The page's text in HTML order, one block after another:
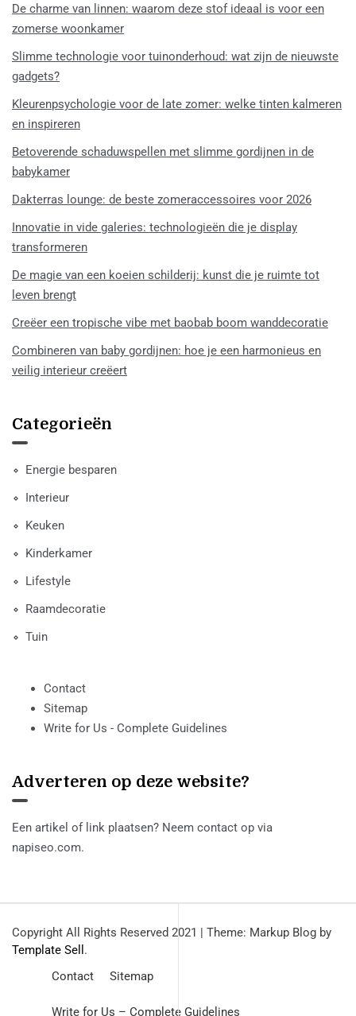
De charme van linnen: waarom deze stof ideaal is voor een
zomerse woonkamer
Slimme technologie voor tuinonderhoud: wat zijn de nieuwste
gadgets?
Kleurenpsychologie voor de late zomer: welke tinten kalmeren
en inspireren
Betoverende schaduwspellen met slimme gordijnen in de
babykamer
Dakterras lounge: de beste zomeraccessoires voor 2026
Innovatie in vide galeries: technologieën die je display
transformeren
De magie van een koeien schilderij: kunst die je ruimte tot
leven brengt
Creëer een tropische vibe met baobab boom wanddecoratie
Combineren van baby gordijnen: hoe je een harmonieus en
veilig interieur creëert
Categorieën
Energie besparen
Interieur
Keuken
Kinderkamer
Lifestyle
Raamdecoratie
Tuin
Contact
Sitemap
Write for Us - Complete Guidelines
Adverteren op deze website?
Een artikel of link plaatsen? Neem contact op via
napiseo.com.
Copyright All Rights Reserved 2021 | Theme: Markup Blog by
Template Sell .
Contact
Sitemap
Write for Us – Complete Guidelines